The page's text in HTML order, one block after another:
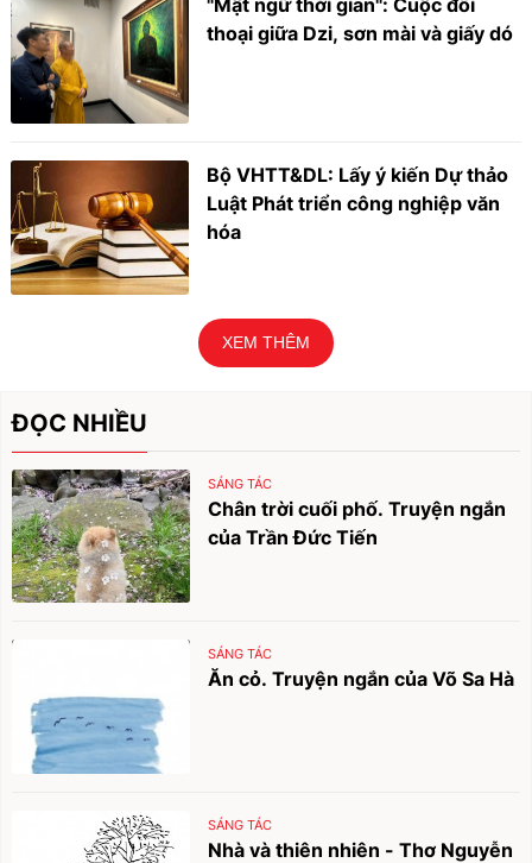
thoại giữa Dzi, sơn mài và giấy dó
Bộ VHTT&DL: Lấy ý kiến Dự thảo
Luật Phát triển công nghiệp văn
hóa
XEM THÊM
ĐỌC NHIỀU
SÁNG TÁC
Chân trời cuối phố. Truyện ngắn
của Trần Đức Tiến
SÁNG TÁC
Ăn cỏ. Truyện ngắn của Võ Sa Hà
SÁNG TÁC
Nhà và thiên nhiên - Thơ Nguyễn